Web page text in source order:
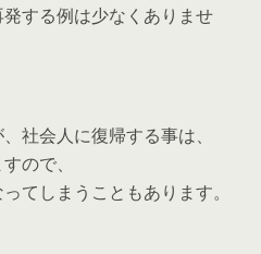
する例は少なくありませ
社会人に復帰する事は、
ので、
てしまうこともあります。